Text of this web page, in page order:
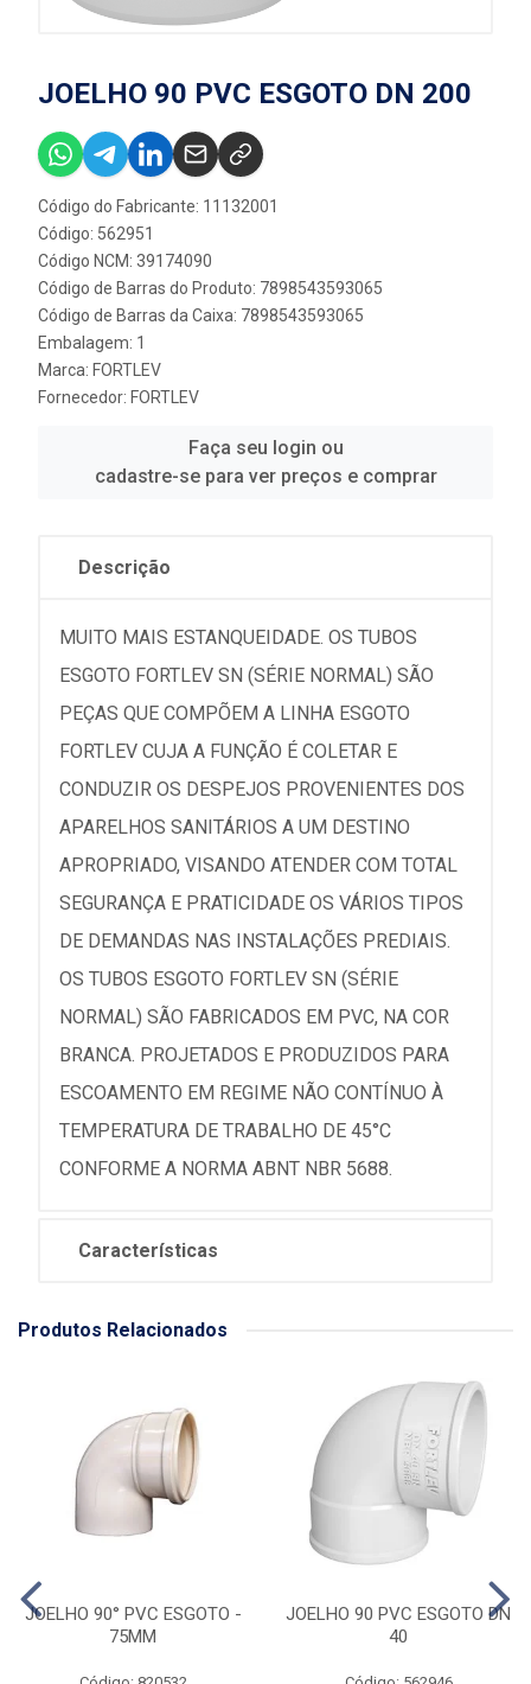
JOELHO 90 PVC ESGOTO DN 200
Código do Fabricante: 11132001
Código: 562951
Código NCM: 39174090
Código de Barras do Produto: 7898543593065
Código de Barras da Caixa: 7898543593065
Embalagem: 1
Marca: FORTLEV
Fornecedor: FORTLEV
Faça seu login ou
cadastre-se para ver preços e comprar
Descrição
MUITO MAIS ESTANQUEIDADE. OS TUBOS
ESGOTO FORTLEV SN (SÉRIE NORMAL) SÃO
PEÇAS QUE COMPÕEM A LINHA ESGOTO
FORTLEV CUJA A FUNÇÃO É COLETAR E
CONDUZIR OS DESPEJOS PROVENIENTES DOS
APARELHOS SANITÁRIOS A UM DESTINO
APROPRIADO, VISANDO ATENDER COM TOTAL
SEGURANÇA E PRATICIDADE OS VÁRIOS TIPOS
DE DEMANDAS NAS INSTALAÇÕES PREDIAIS.
OS TUBOS ESGOTO FORTLEV SN (SÉRIE
NORMAL) SÃO FABRICADOS EM PVC, NA COR
BRANCA. PROJETADOS E PRODUZIDOS PARA
ESCOAMENTO EM REGIME NÃO CONTÍNUO À
TEMPERATURA DE TRABALHO DE 45°C
CONFORME A NORMA ABNT NBR 5688.
Características
Produtos Relacionados
JOELHO 90° PVC ESGOTO -
75MM
JOELHO 90 PVC ESGOTO DN
40